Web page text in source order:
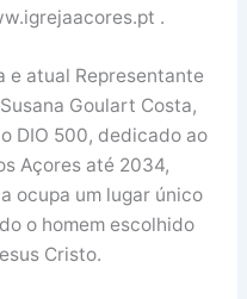
.
e atual Representante
Goulart Costa,
DIO 500, dedicado ao
Açores até 2034,
ocupa um lugar único
o homem escolhido
Cristo.